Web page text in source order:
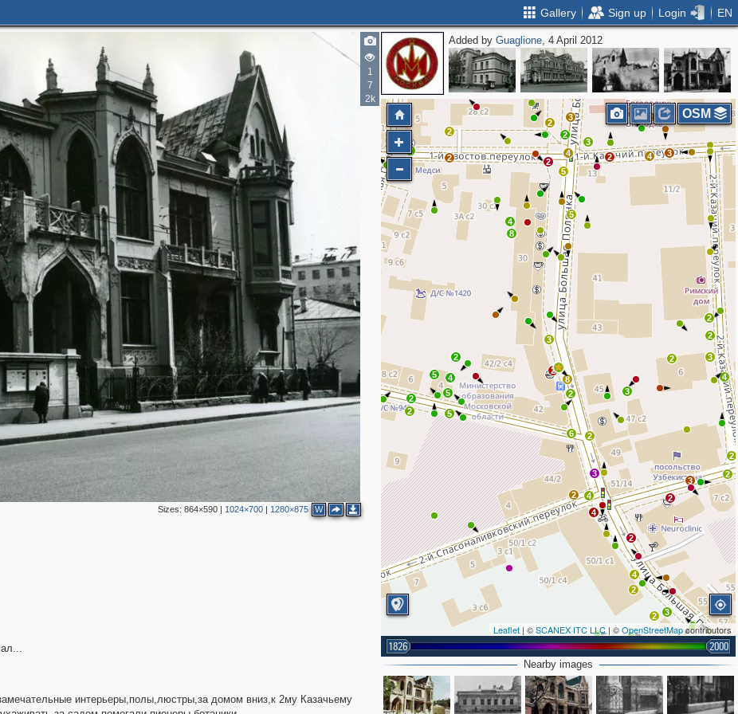
Gallery Sign up Login EN
1
7
2k
Sizes: 864×590| 1024×700| 1280×875 W
Added byGuaglione, 4 April 2012
2
6 2
2 4
3
4
2
4
2
3
2
4
2
3
2
2
2
2
3
4
2
3
8
2
5
5
2
8
4
3
2
4
5
5
5
2
2
2
2
2
2
2
2
2
3
2
3
2
2
4
3
2
4 3
Leaflet | ©SCANEX ITC LLC | ©OpenStreetMapcontributors
1826 2000
OSM
Nearby images
интерьеры,полы,люстры,за домом вниз,к 2му Казачьему